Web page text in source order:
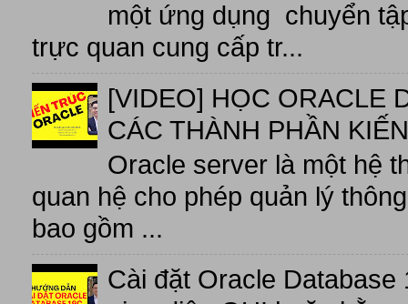
một ứng dụng chuyển
trực quan cung cấp tr...
[VIDEO] HỌC ORACLE
CÁC THÀNH PHẦN
Oracle server là một hệ
quan hệ cho phép quản lý
bao gồm ...
Cài đặt Oracle